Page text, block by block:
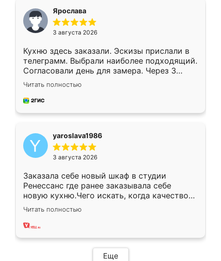
Ярослава
3 августа 2026
Кухню здесь заказали. Эскизы прислали в
телеграмм. Выбрали наиболее подходящий.
Согласовали день для замера. Через 3
недели кухня была уже готова. Остались
довольны работой. Спасибо Ренессанс
мебель за качественную работу!
Читать полностью
yaroslava1986
3 августа 2026
Заказала себе новый шкаф в студии
Ренессанс где ранее заказывала себе
новую кухню.Чего искать, когда качеством
вполне довольна. Служит кухня уже почти
два года, нареканий нет.
Читать полностью
Еще